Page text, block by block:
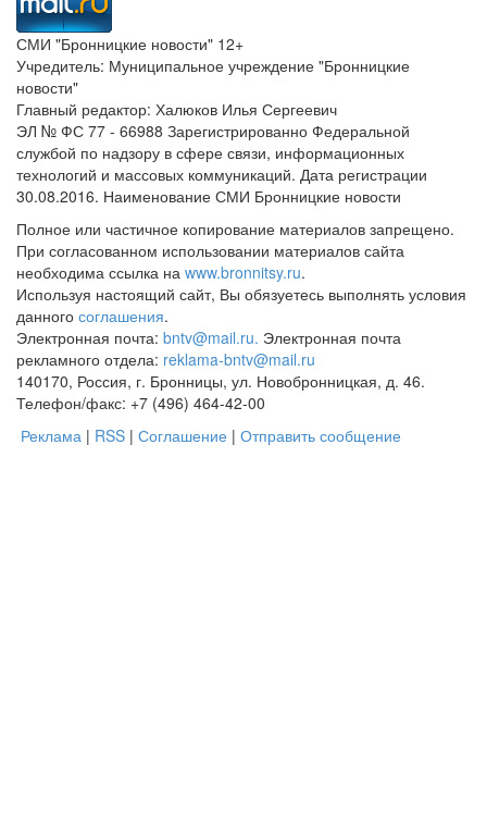
СМИ "Бронницкие новости" 12+
Учредитель: Муниципальное учреждение "Бронницкие
новости"
Главный редактор: Халюков Илья Сергеевич
ЭЛ № ФС 77 - 66988 Зарегистрированно Федеральной
службой по надзору в сфере связи, информационных
технологий и массовых коммуникаций. Дата регистрации
30.08.2016. Наименование СМИ Бронницкие новости
Полное или частичное копирование материалов запрещено.
При согласованном использовании материалов сайта
необходима ссылка на www.bronnitsy.ru.
Используя настоящий сайт, Вы обязуетесь выполнять условия
данного соглашения.
Электронная почта: bntv@mail.ru. Электронная почта
рекламного отдела: reklama-bntv@mail.ru
140170, Россия, г. Бронницы, ул. Новобронницкая, д. 46.
Телефон/факс: +7 (496) 464-42-00
Реклама | RSS | Соглашение | Отправить сообщение